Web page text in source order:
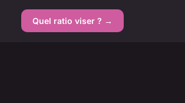
Quel ratio viser ? →